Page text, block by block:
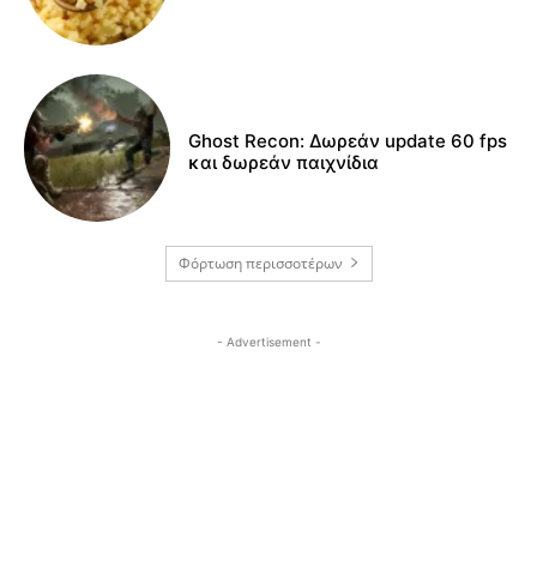
Ghost Recon: Δωρεάν update 60 fps
και δωρεάν παιχνίδια
Φόρτωση περισσοτέρων
- Advertisement -